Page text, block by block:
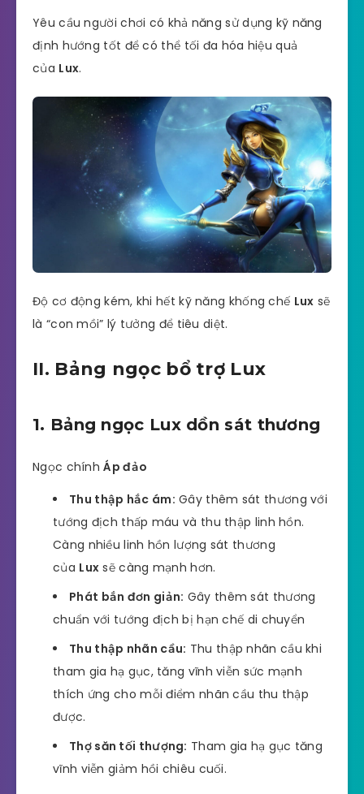
Yêu cầu người chơi có khả năng sử dụng kỹ năng
định hướng tốt để có thể tối đa hóa hiệu quả
của Lux.
Độ cơ động kém, khi hết kỹ năng khống chế Lux sẽ
là “con mồi” lý tưởng để tiêu diệt.
II. Bảng ngọc bổ trợ Lux
1. Bảng ngọc Lux dồn sát thương
Ngọc chínhÁp đảo
Thu thập hắc ám: Gây thêm sát thương với
tướng địch thấp máu và thu thập linh hồn.
Càng nhiều linh hồn lượng sát thương
của Lux sẽ càng mạnh hơn.
Phát bắn đơn giản: Gây thêm sát thương
chuẩn với tướng địch bị hạn chế di chuyển
Thu thập nhãn cầu: Thu thập nhãn cầu khi
tham gia hạ gục, tăng vĩnh viễn sức mạnh
thích ứng cho mỗi điểm nhãn cầu thu thập
được.
Thợ săn tối thượng: Tham gia hạ gục tăng
vĩnh viễn giảm hồi chiêu cuối.